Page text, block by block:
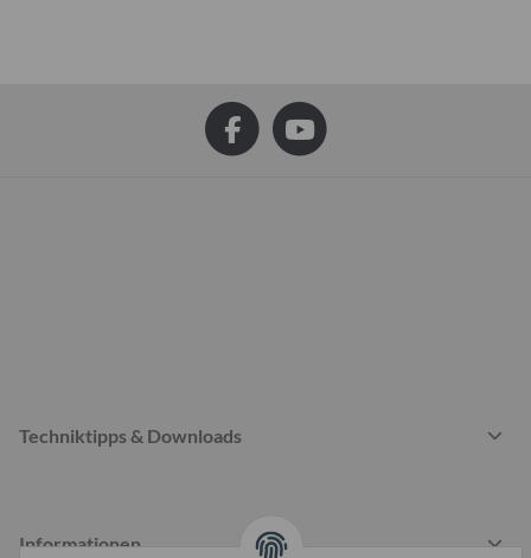
Techniktipps & Downloads
Informationen